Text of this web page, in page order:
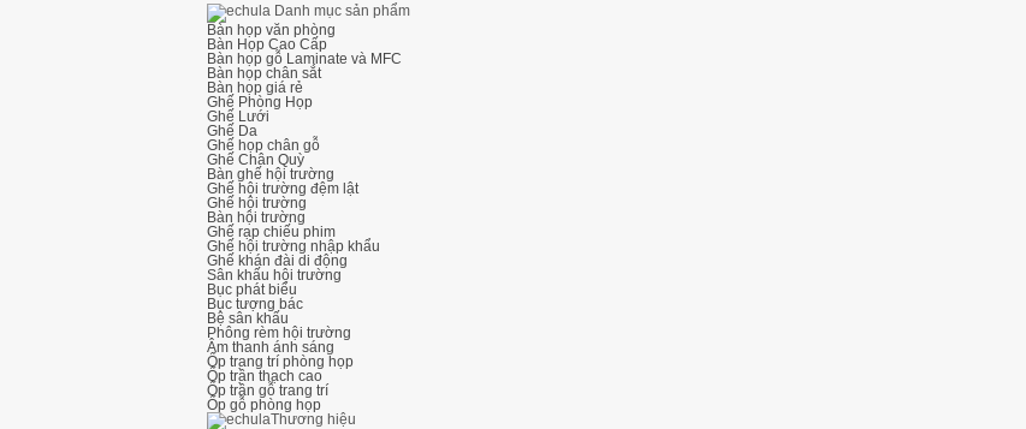
Danh mục sản phẩm
Bàn họp văn phòng
Bàn Họp Cao Cấp
Bàn họp gỗ Laminate và MFC
Bàn họp chân sắt
Bàn họp giá rẻ
Ghế Phòng Họp
Ghế Lưới
Ghế Da
Ghế họp chân gỗ
Ghế Chân Quỳ
Bàn ghế hội trường
Ghế hội trường đệm lật
Ghế hội trường
Bàn hội trường
Ghế rạp chiếu phim
Ghế hội trường nhập khẩu
Ghế khán đài di động
Sân khấu hội trường
Bục phát biểu
Bục tượng bác
Bệ sân khấu
Phông rèm hội trường
Âm thanh ánh sáng
Ốp trang trí phòng họp
Ốp trần thạch cao
Ốp trần gỗ trang trí
Ốp gỗ phòng họp
Thương hiệu
Thi công lắp đặt ghế khán đài di động
Ghế hội trường có bàn viết và ghế hội trường không bàn viết